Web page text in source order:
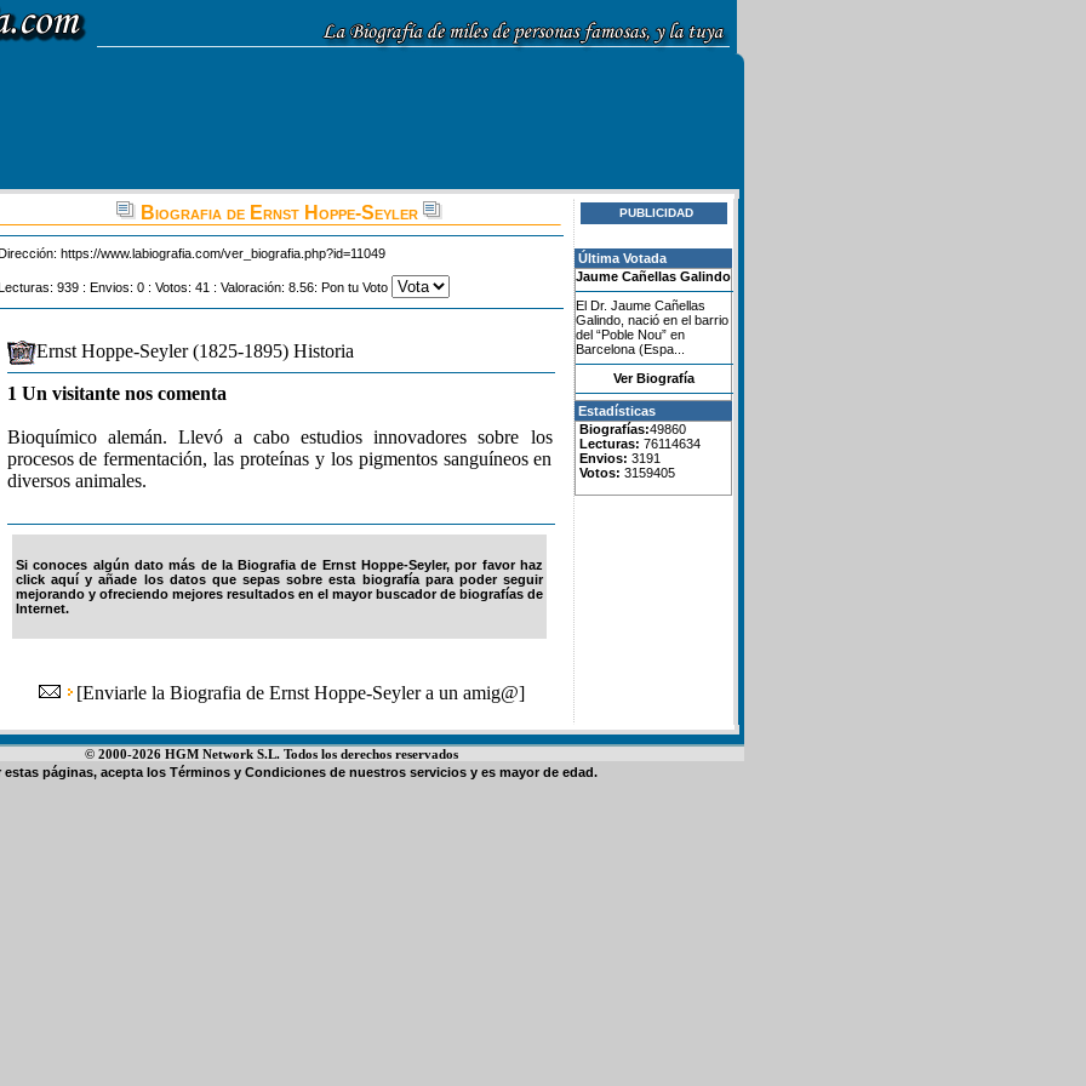
Biografia de Ernst Hoppe-Seyler
https://www.labiografia.com/ver_biografia.php?id=11049
939 : Envios: 0 : Votos: 41 : Valoración: 8.56: Pon tu Voto
Ernst Hoppe-Seyler (1825-1895) Historia
1 Un visitante nos comenta
Bioquímico alemán. Llevó a cabo estudios innovadores sobre los
procesos de fermentación, las proteínas y los pigmentos sanguíneos en
diversos animales.
Si conoces algún dato más de la Biografia de Ernst Hoppe-Seyler, por favor haz
click aquí y añade los datos que sepas sobre esta biografía para poder seguir
mejorando y ofreciendo mejores resultados en el mayor buscador de biografías de
Internet.
[Enviarle la Biografia de Ernst Hoppe-Seyler a un amig@]
PUBLICIDAD
Última Votada
Jaume Cañellas Galindo
El Dr. Jaume Cañellas
Galindo, nació en el barrio
del “Poble Nou” en
Barcelona (Espa...
Ver Biografía
Estadísticas
Biografías:49860
Lecturas: 76114634
Envios: 3191
Votos: 3159405
© 2000-2026 HGM Network S.L. Todos los derechos reservados
estas páginas, acepta los Términos y Condiciones de nuestros servicios y es mayor de edad.